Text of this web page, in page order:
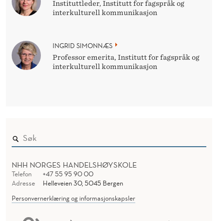
Instituttleder, Institutt for fagspråk og
interkulturell kommunikasjon
INGRID SIMONNÆS
Professor emerita, Institutt for fagspråk og
interkulturell kommunikasjon
NHH NORGES HANDELSHØYSKOLE
Telefon
+47 55 95 90 00
Adresse
Helleveien 30, 5045 Bergen
Personvernerklæring og informasjonskapsler